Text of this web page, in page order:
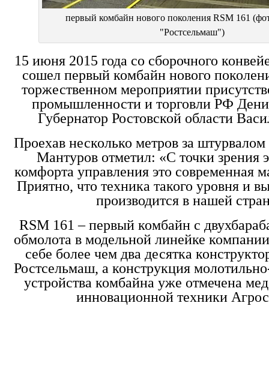
первый комбайн нового поколения RSM 161
"Ростсельмаш")
15 июня 2015 года со сборочного
сошел первый комбайн нового
торжественном мероприятии
промышленности и торговли РФ
Губернатор Ростовской области
Проехав несколько метров за
Мантуров отметил: «С точки зрения
комфорта управления это современная
Приятно, что техника такого уровня и
производится в нашей
RSM 161 – первый комбайн с
обмолота в модельной линейке
себе более чем два десятка
Ростсельмаш, а конструкция
устройства комбайна уже отмечена
инновационной техники